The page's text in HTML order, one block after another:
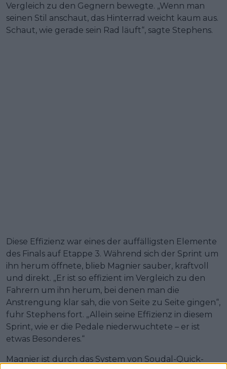
Vergleich zu den Gegnern bewegte. „Wenn man
seinen Stil anschaut, das Hinterrad weicht kaum aus.
Schaut, wie gerade sein Rad läuft“, sagte Stephens.
Diese Effizienz war eines der auffälligsten Elemente
des Finals auf Etappe 3. Während sich der Sprint um
ihn herum öffnete, blieb Magnier sauber, kraftvoll
und direkt. „Er ist so effizient im Vergleich zu den
Fahrern um ihn herum, bei denen man die
Anstrengung klar sah, die von Seite zu Seite gingen“,
fuhr Stephens fort. „Allein seine Effizienz in diesem
Sprint, wie er die Pedale niederwuchtete – er ist
etwas Besonderes.“
Magnier ist durch das System von Soudal-Quick-